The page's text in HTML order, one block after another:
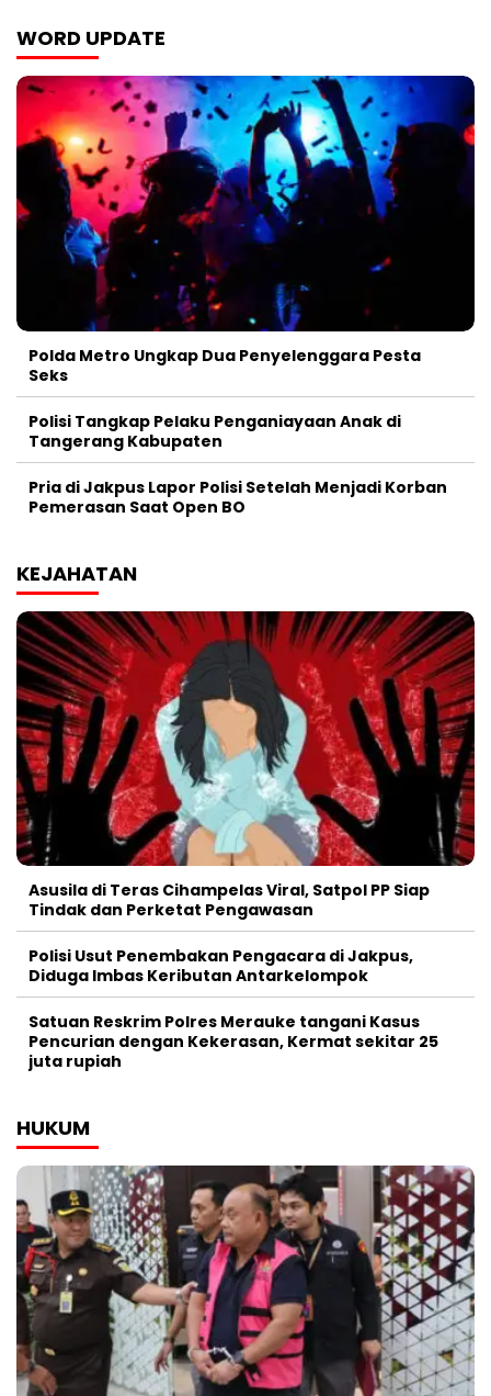
WORD UPDATE
Polda Metro Ungkap Dua Penyelenggara Pesta
Seks
Polisi Tangkap Pelaku Penganiayaan Anak di
Tangerang Kabupaten
Pria di Jakpus Lapor Polisi Setelah Menjadi Korban
Pemerasan Saat Open BO
KEJAHATAN
Asusila di Teras Cihampelas Viral, Satpol PP Siap
Tindak dan Perketat Pengawasan
Polisi Usut Penembakan Pengacara di Jakpus,
Diduga Imbas Keributan Antarkelompok
Satuan Reskrim Polres Merauke tangani Kasus
Pencurian dengan Kekerasan, Kermat sekitar 25
juta rupiah
HUKUM